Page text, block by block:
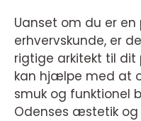
Uanset om du er
erhvervskunde, er
rigtige arkitekt til dit
kan hjælpe med at
smuk og funktionel
Odenses æstetik og